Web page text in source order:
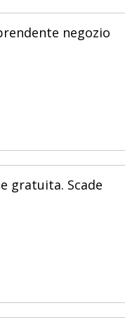
negozio
gratuita. Scade